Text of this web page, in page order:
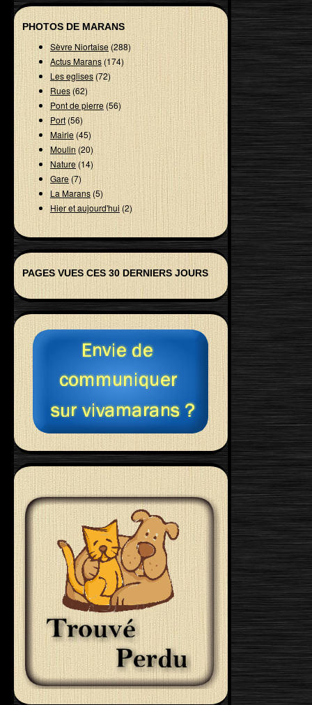
PHOTOS DE MARANS
Sèvre Niortaise(288)
Actus Marans (174)
Les eglises(72)
Rues(62)
Pont de pierre(56)
Port(56)
Mairie(45)
Moulin(20)
Nature(14)
Gare (7)
La Marans(5)
Hier et aujourd'hui (2)
PAGES VUES CES 30 DERNIERS JOURS